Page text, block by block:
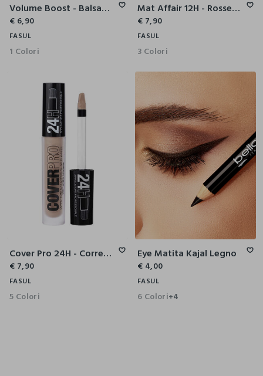
Volume Boost - Balsamo Labbra Rimpolpante
€ 6,90
FASUL
1 Colori
Mat Affair 12H - Rossetto Liquido Effetto Opaco No Transfer
€ 7,90
FASUL
3 Colori
Cover Pro 24H - Correttore Alta Coprenza
€ 7,90
FASUL
5 Colori
Eye Matita Kajal Legno
€ 4,00
FASUL
6 Colori+4